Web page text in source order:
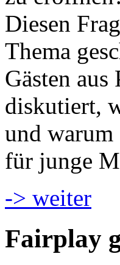
Diesen
Thema
Gästen
diskutiert,
und warum
für junge
-> weiter
Fairplay